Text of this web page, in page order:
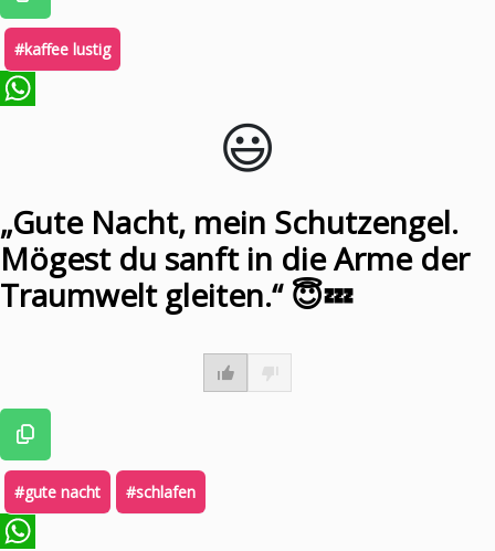
#kaffee lustig
😃️
„Gute Nacht, mein Schutzengel.
Mögest du sanft in die Arme der
Traumwelt gleiten.“ 😇💤
#gute nacht #schlafen